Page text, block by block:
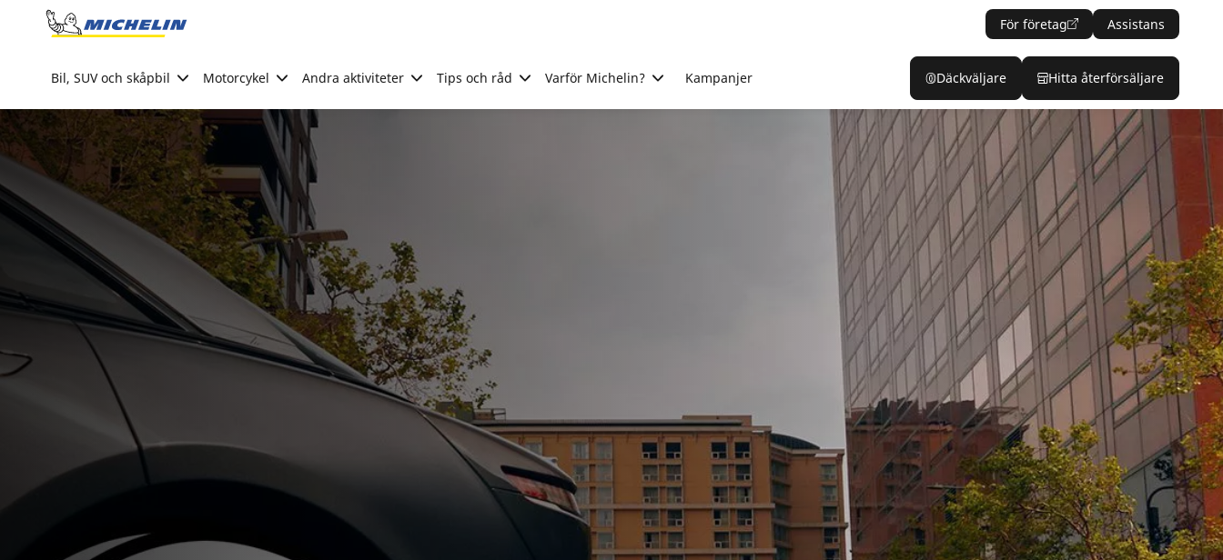
Go to page content
För företag Assistans
Bil, SUV och skåpbil Motorcykel Andra aktiviteter Tips och råd Varför Michelin? Kampanjer Däckväljare Hitta återförsäljare